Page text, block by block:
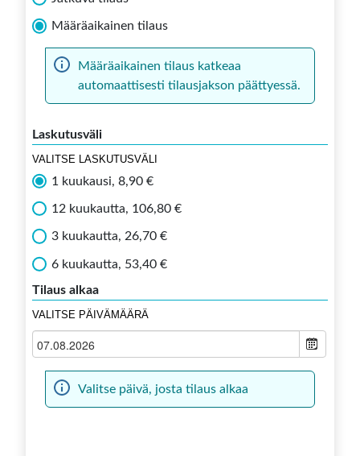
Määräaikainen tilaus
Määräaikainen tilaus katkeaa
automaattisesti tilausjakson päättyessä.
Laskutusväli
VALITSE LASKUTUSVÄLI
1 kuukausi, 8,90 €
12 kuukautta, 106,80 €
3 kuukautta, 26,70 €
6 kuukautta, 53,40 €
Tilaus alkaa
VALITSE PÄIVÄMÄÄRÄ
Valitse päivä, josta tilaus alkaa